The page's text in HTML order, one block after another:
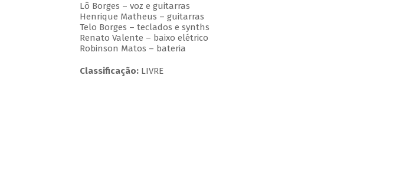
Lô Borges – voz e guitarras
Henrique Matheus – guitarras
Telo Borges – teclados e synths
Renato Valente – baixo elétrico
Robinson Matos – bateria
Classificação:LIVRE